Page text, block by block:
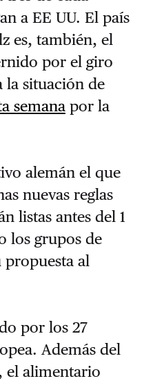
a EE UU. El país
es, también, el
por el giro
la situación de
semanapor la
alemán el que
nuevas reglas
listas antes del 1
los grupos de
propuesta al
por los 27
Además del
el alimentario